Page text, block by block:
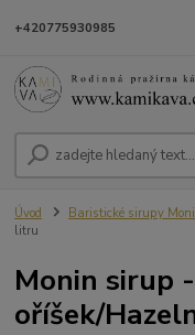
+420775930985
Úvod Baristické sirupy
litru
Monin sirup
oříšek/